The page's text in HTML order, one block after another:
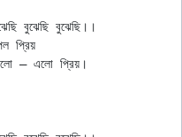
প্রিয়
এলো — এলো প্রিয়।